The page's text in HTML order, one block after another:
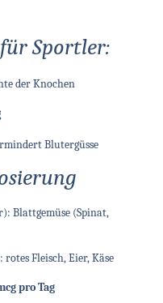
Sportler:
der Knochen
Blutergüsse
Blattgemüse (Spinat,
Fleisch, Eier, Käse
pro Tag